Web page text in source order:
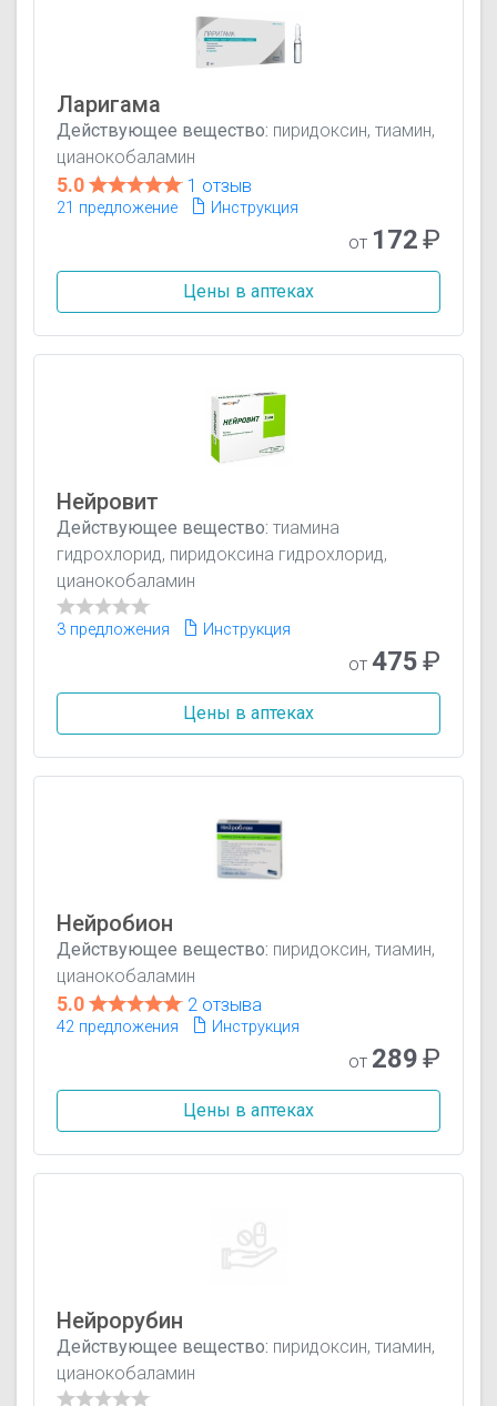
Ларигама
Действующее вещество: пиридоксин, тиамин,
цианокобаламин
5.0 1 отзыв
21 предложение Инструкция
от 172₽
Цены в аптеках
Нейровит
Действующее вещество: тиамина
гидрохлорид, пиридоксина гидрохлорид,
цианокобаламин
3 предложения Инструкция
от 475₽
Цены в аптеках
Нейробион
Действующее вещество: пиридоксин, тиамин,
цианокобаламин
5.0 2 отзыва
42 предложения Инструкция
от 289₽
Цены в аптеках
Нейрорубин
Действующее вещество: пиридоксин, тиамин,
цианокобаламин